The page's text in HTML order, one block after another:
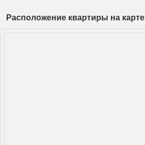
Расположение квартиры на карте